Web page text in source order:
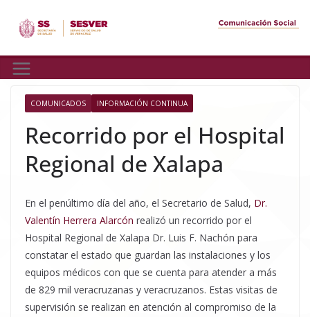
COMUNICADOS INFORMACIÓN CONTINUA
Recorrido por el Hospital
Regional de Xalapa
En el penúltimo día del año, el Secretario de Salud, Dr.
Valentín Herrera Alarcón realizó un recorrido por el
Hospital Regional de Xalapa Dr. Luis F. Nachón para
constatar el estado que guardan las instalaciones y los
equipos médicos con que se cuenta para atender a más
de 829 mil veracruzanas y veracruzanos. Estas visitas de
supervisión se realizan en atención al compromiso de la